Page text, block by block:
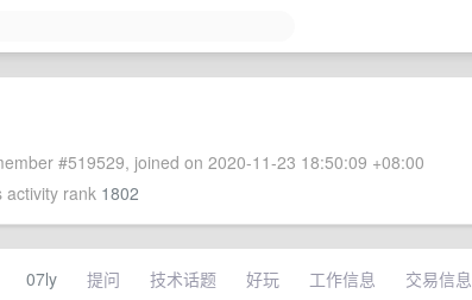
#519529, joined on 2020-11-23 18:50:09 +08:00
activity rank 1802
07ly 提问 技术话题 好玩 工作信息 交易信息